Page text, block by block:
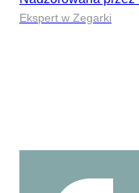
Ekspert w Zegarki